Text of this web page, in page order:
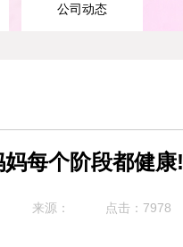
公司动态
每个阶段都健康!
来源： 点击：7978